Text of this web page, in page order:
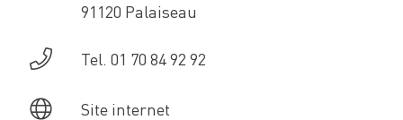
91120 Palaiseau
Tel. 01 70 84 92 92
Site internet